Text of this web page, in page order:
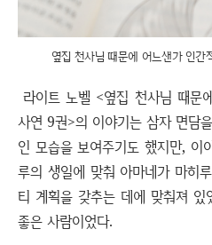
옆집 천사님 때문에 어느샌가 인
라이트 노벨 <옆집 천사님 때문
사연 9권>의 이야기는 삼자 면담
인 모습을 보여주기도 했지만, 이
루의 생일에 맞춰 아마네가 마히
티 계획을 갖추는 데에 맞춰져
좋은 사람이었다.